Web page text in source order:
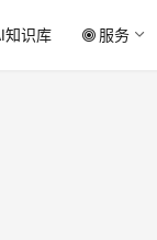
知识库 服务